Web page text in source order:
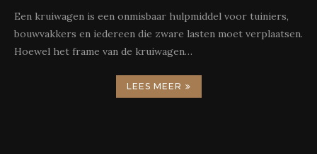
Een kruiwagen is een onmisbaar hulpmiddel voor tuiniers,
bouwvakkers en iedereen die zware lasten moet verplaatsen.
Hoewel het frame van de kruiwagen…
LEES MEER